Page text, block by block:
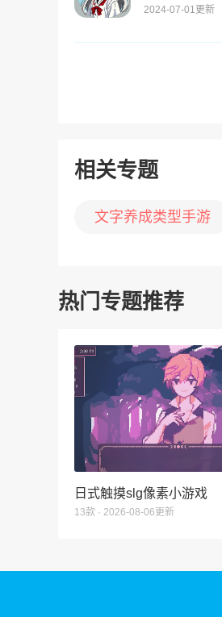
2024-07-01更新
相关专题
文字养成类型手游
热门专题推荐
日式触摸slg像素小游戏
13款 · 2026-08-06更新